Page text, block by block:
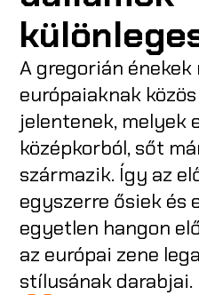
A gregorián énekek
európaiaknak
jelentenek, melyek
középkorból, sőt
származik. Így az
egyszerre ősiek és
egyetlen hangon
az európai zene
stílusának darabjai.